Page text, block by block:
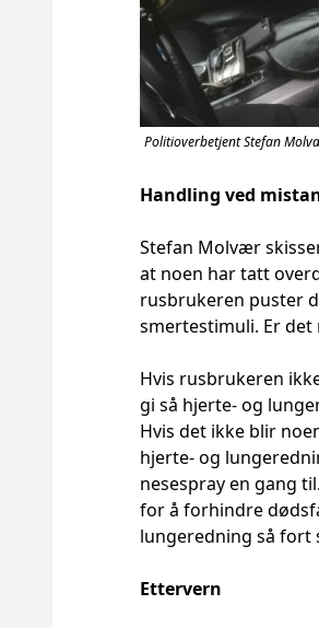
Politioverbetjent Stefan
Handling ved
Stefan Molvær
at noen har tatt
rusbrukeren puster
smertestimuli. Er det
Hvis rusbrukeren
gi så hjerte- og
Hvis det ikke blir
hjerte- og
nesespray en gang
for å forhindre
lungeredning så fort
Ettervern